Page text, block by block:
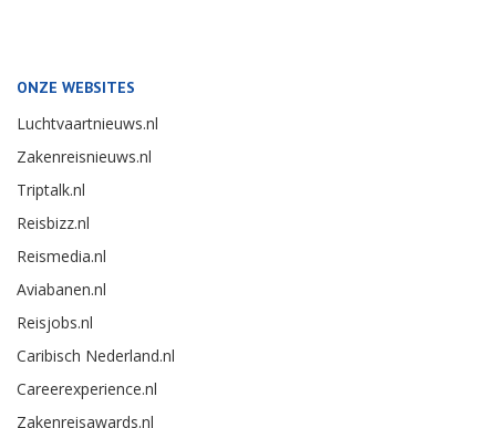
ONZE WEBSITES
Luchtvaartnieuws.nl
Zakenreisnieuws.nl
Triptalk.nl
Reisbizz.nl
Reismedia.nl
Aviabanen.nl
Reisjobs.nl
Caribisch Nederland.nl
Careerexperience.nl
Zakenreisawards.nl